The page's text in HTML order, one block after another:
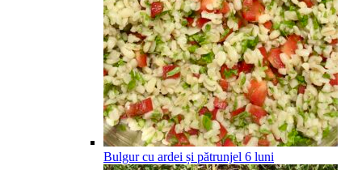
Bulgur cu ardei și pătrunjel 6 luni